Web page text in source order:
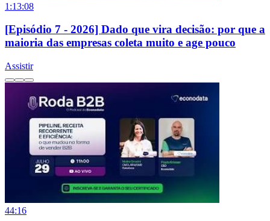
1:13:08
[Episódio 7 - 2026] Dado que vira decisão: por que a
maioria das empresas coleta muito e age pouco
Assistir
44:16